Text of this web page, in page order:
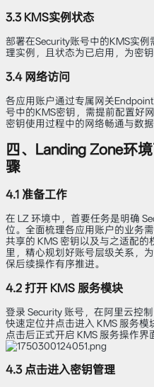
3.3 KMS实例状态
部署在Security账号中的KMS实
理实例，且状态为已启用，为密
3.4 网络访问
各应用账户通过专属网关
号中的KMS密钥，需提前配置好
密钥使用过程中的网络畅通与数据
四、Landing Zone环
骤
4.1 准备工作
在 LZ 环境中，首要任务是明确
位。全面梳理各应用账户的业务
共享的 KMS 密钥以及与之适配
里，精心规划好账号层级关系，
保后续操作有序推进。
4.2 打开 KMS 服务模块
登录 Security 账号，在阿里云控
快速定位并点击进入 KMS 服务模
点击后正式开启 KMS 服务操作界
4.3 点击进入密钥管理